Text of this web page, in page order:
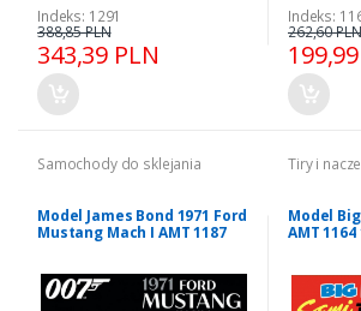
Indeks: 1291
343,39 PLN
388,85 PLN
Indeks:
262,60 PLN
Samochody do sklejania
Model James Bond 1971 Ford
Mustang Mach I AMT 1187
Tiry i
Model
AMT 1164